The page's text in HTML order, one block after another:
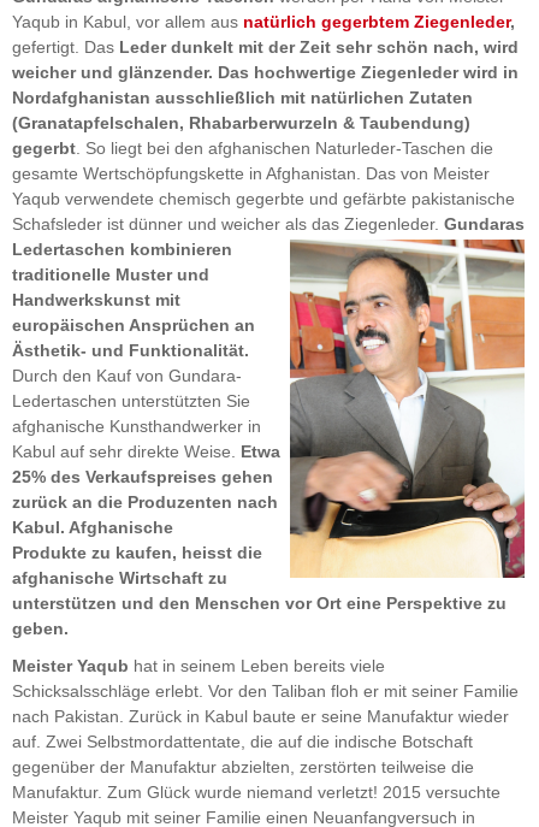
Yaqub in Kabul, vor allem aus natürlich gegerbtem Ziegenleder,
gefertigt. Das Leder dunkelt mit der Zeit sehr schön nach, wird
weicher und glänzender. Das hochwertige Ziegenleder wird in
Nordafghanistan ausschließlich mit natürlichen Zutaten
(Granatapfelschalen, Rhabarberwurzeln & Taubendung)
gegerbt . So liegt bei den afghanischen Naturleder-Taschen die
gesamte Wertschöpfungskette in Afghanistan. Das von Meister
Yaqub verwendete chemisch gegerbte und gefärbte pakistanische
Schafsleder ist dünner und weicher als das Ziegenleder. Gundaras
Ledertaschen kombinieren
traditionelle Muster und
Handwerkskunst mit
europäischen Ansprüchen an
Ästhetik- und Funktionalität.
Durch den Kauf von Gundara-
Ledertaschen unterstützten Sie
afghanische Kunsthandwerker in
Kabul auf sehr direkte Weise.
Etwa
25% des Verkaufspreises gehen
zurück an die Produzenten nach
Kabul. Afghanische
Produkte zu kaufen, heisst die
afghanische Wirtschaft zu
unterstützen und den Menschen vor Ort eine Perspektive zu
geben.
Meister Yaqub hat in seinem Leben bereits viele
Schicksalsschläge erlebt. Vor den Taliban floh er mit seiner Familie
nach Pakistan. Zurück in Kabul baute er seine Manufaktur wieder
auf. Zwei Selbstmordattentate, die auf die indische Botschaft
gegenüber der Manufaktur abzielten, zerstörten teilweise die
Manufaktur. Zum Glück wurde niemand verletzt! 2015 versuchte
Meister Yaqub mit seiner Familie einen Neuanfangversuch in